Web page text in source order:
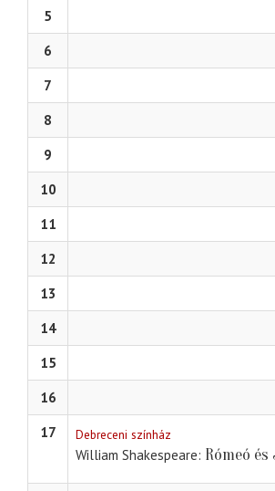
5
6
7
8
9
10
11
12
13
14
15
16
17
Debreceni színház
William Shakespeare Rómeó